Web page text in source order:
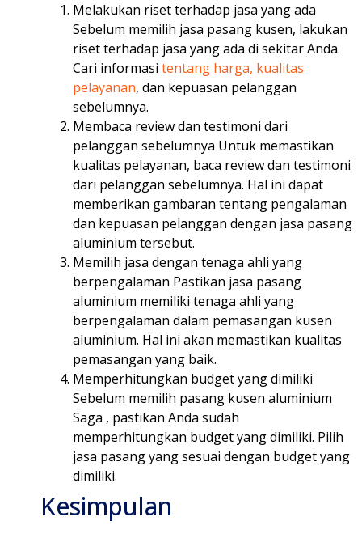
Melakukan riset terhadap jasa yang ada
Sebelum memilih jasa pasang kusen, lakukan
riset terhadap jasa yang ada di sekitar Anda.
Cari informasi tentang harga, kualitas
pelayanan, dan kepuasan pelanggan
sebelumnya.
Membaca review dan testimoni dari
pelanggan sebelumnya Untuk memastikan
kualitas pelayanan, baca review dan testimoni
dari pelanggan sebelumnya. Hal ini dapat
memberikan gambaran tentang pengalaman
dan kepuasan pelanggan dengan jasa pasang
aluminium tersebut.
Memilih jasa dengan tenaga ahli yang
berpengalaman Pastikan jasa pasang
aluminium memiliki tenaga ahli yang
berpengalaman dalam pemasangan kusen
aluminium. Hal ini akan memastikan kualitas
pemasangan yang baik.
Memperhitungkan budget yang dimiliki
Sebelum memilih pasang kusen aluminium
Saga , pastikan Anda sudah
memperhitungkan budget yang dimiliki. Pilih
jasa pasang yang sesuai dengan budget yang
dimiliki.
Kesimpulan